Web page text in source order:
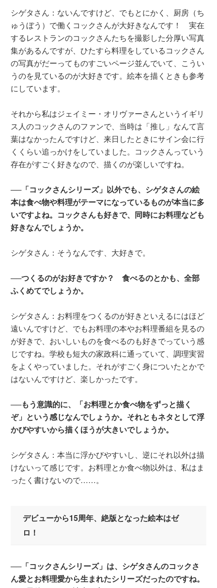
シゲタさん：ないんですけど、でもとにかく、厨房（ち
ゅうぼう）で働くコックさんが大好きなんです！ 実在
するレストランのコックさんたちを撮影した分厚い写真
集があるんですが、ひたすら料理をしているコックさん
の写真がだーってものすごいページ並んでいて、こうい
うのを見ているのが大好きです。絵本を描くときも参考
にしています。
それから私はジェイミー・オリヴァーさんというイギリ
ス人のコックさんのファンで、当時は「推し」なんて言
葉はなかったんですけど、来日したときにサイン会に行
くくらい追っかけをしていました。コックさんっていう
存在がすごく好きなので、描くのが楽しいですね。
──「コックさんシリーズ」以外でも、シゲタさんの絵
本は食べ物や料理がテーマになっているものが本当に多
いですよね。コックさんも好きで、同時にお料理なども
好きなんでしょうか。
シゲタさん：そうなんです、大好きで。
──つくるのがお好きですか？ 食べるのとかも、全部
ふくめてでしょうか。
シゲタさん：お料理をつくるのが好きといえるにはほど
遠いんですけど、でもお料理の本やお料理番組を見るの
が好きで、おいしいものを食べるのも好きでっていう感
じですね。学校も短大の家政科に通っていて、調理実習
をよくやっていました。それがすごく身についたとかで
はないんですけど、楽しかったです。
──もう意識的に、「お料理とか食べ物をずっと描く
ぞ」という感じなんでしょうか。それともネタとして浮
かびやすいから描くほうが大きいでしょうか。
シゲタさん：本当に浮かびやすいし、逆にそれ以外は描
けないって感じです。お料理とか食べ物以外は、私はま
ったく書けないので……。
デビューから15周年、絶版となった絵本はゼ
ロ！
──「コックさんシリーズ」は、シゲタさんのコックさ
ん愛とお料理愛から生まれたシリーズだったのですね。